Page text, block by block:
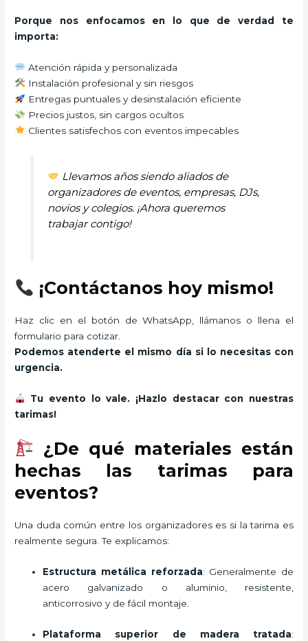
Porque nos enfocamos en lo que de verdad te
importa:
Atención rápida y personalizada
Instalación profesional y sin riesgos
Entregas puntuales y desinstalación eficiente
Precios justos, sin cargos ocultos
Clientes satisfechos con eventos impecables
Llevamos años siendo aliados de
organizadores de eventos, empresas, DJs,
novios y colegios. ¡Ahora queremos
trabajar contigo!
¡Contáctanos hoy mismo!
Haz clic en el botón de WhatsApp, llámanos o llena el
formulario para cotizar.
Podemos atenderte el mismo día si lo necesitas con
urgencia.
Tu evento lo vale. ¡Hazlo destacar con nuestras
tarimas!
¿De qué materiales están
hechas las tarimas para
eventos?
Una duda común entre los organizadores es si la tarima es
realmente segura. Te explicamos:
Estructura metálica reforzada: Generalmente de
acero galvanizado o aluminio, resistente,
anticorrosivo y de fácil montaje.
Plataforma superior de madera tratada: